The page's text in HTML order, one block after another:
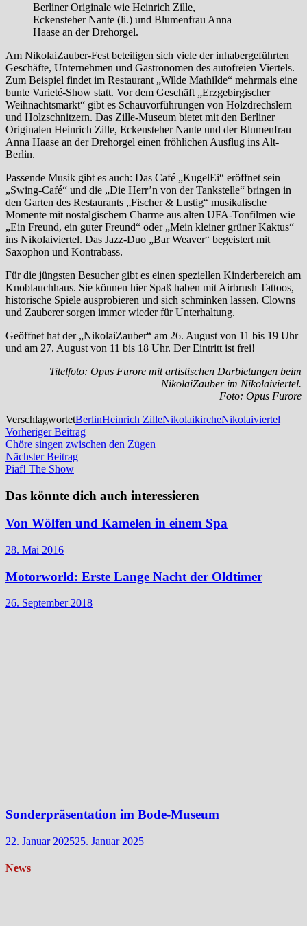
Berliner Originale wie Heinrich Zille,
Eckensteher Nante (li.) und Blumenfrau Anna
Haase an der Drehorgel.
Am NikolaiZauber-Fest beteiligen sich viele der inhabergeführten
Geschäfte, Unternehmen und Gastronomen des autofreien Viertels.
Zum Beispiel findet im Restaurant „Wilde Mathilde“ mehrmals eine
bunte Varieté-Show statt. Vor dem Geschäft „Erzgebirgischer
Weihnachtsmarkt“ gibt es Schauvorführungen von Holzdrechslern
und Holzschnitzern. Das Zille-Museum bietet mit den Berliner
Originalen Heinrich Zille, Eckensteher Nante und der Blumenfrau
Anna Haase an der Drehorgel einen fröhlichen Ausflug ins Alt-
Berlin.
Passende Musik gibt es auch: Das Café „KugelEi“ eröffnet sein
„Swing-Café“ und die „Die Herr’n von der Tankstelle“ bringen in
den Garten des Restaurants „Fischer & Lustig“ musikalische
Momente mit nostalgischem Charme aus alten UFA-Tonfilmen wie
„Ein Freund, ein guter Freund“ oder „Mein kleiner grüner Kaktus“
ins Nikolaiviertel. Das Jazz-Duo „Bar Weaver“ begeistert mit
Saxophon und Kontrabass.
Für die jüngsten Besucher gibt es einen speziellen Kinderbereich am
Knoblauchhaus. Sie können hier Spaß haben mit Airbrush Tattoos,
historische Spiele ausprobieren und sich schminken lassen. Clowns
und Zauberer sorgen immer wieder für Unterhaltung.
Geöffnet hat der „NikolaiZauber“ am 26. August von 11 bis 19 Uhr
und am 27. August von 11 bis 18 Uhr. Der Eintritt ist frei!
Titelfoto: Opus Furore mit artistischen Darbietungen beim
NikolaiZauber im Nikolaiviertel.
Foto: Opus Furore
VerschlagwortetBerlinHeinrich ZilleNikolaikircheNikolaiviertel
Beitragsnavigation
Vorheriger BeitragVorheriger
Beitrag:
Chöre singen zwischen den Zügen
Nächster BeitragNächster
Piaf! The Show
Das könnte dich auch interessieren
Von Wölfen und Kamelen in einem Spa
28. Mai 2016
Motorworld: Erste Lange Nacht der Oldtimer
26. September 2018
Sonderpräsentation im Bode-Museum
22. Januar 202525. Januar 2025
News